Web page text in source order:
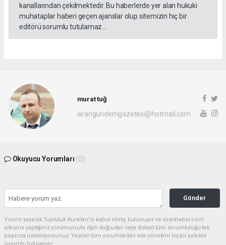
kanallarından çekilmektedir. Bu haberlerde yer alan hukuki
muhataplar haberi geçen ajanslar olup sitemizin hiç bir
editörü sorumlu tutulamaz...
murat tuğ
sirangundemgazetesi@hotmail.com
Okuyucu Yorumları (0)
Gönder
Yorum yazarak Topluluk Kuralları’nı kabul etmiş bulunuyor ve siranhaber.com
sitesine yaptığınız yorumunuzla ilgili doğrudan veya dolaylı tüm sorumluluğu tek
başınıza üstleniyorsunuz. Yazılan tüm yorumlardan site yönetimi hiçbir şekilde